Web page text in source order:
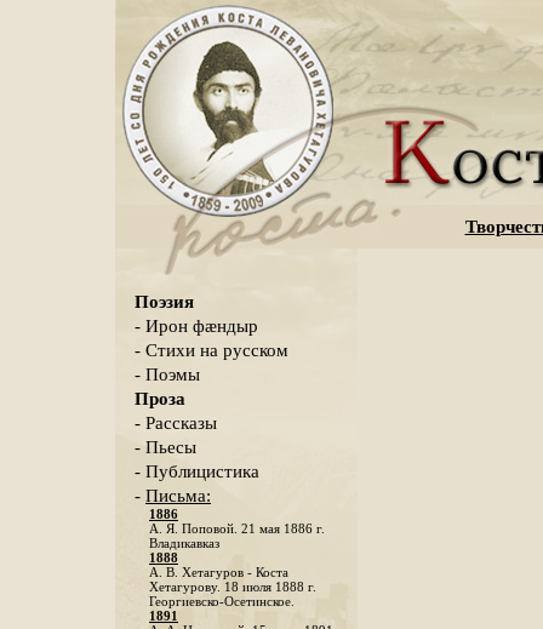
Поэзия
- Ирон фæндыр
- Стихи на русском
- Поэмы
Проза
- Рассказы
- Пьесы
- Публицистика
- Письма:
1886
А. Я. Поповой. 21 мая 1886 г.
Владикавказ
1888
A. В. Хетагуров - Коста
Хетагурову. 18 июля 1888 г.
Георгиевско-Осетинское.
1891